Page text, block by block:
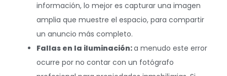
información, lo mejor es capturar una imagen
amplia que muestre el espacio, para compartir
un anuncio más completo.
Fallas en la iluminación:a menudo este error
ocurre por no contar con un fotógrafo